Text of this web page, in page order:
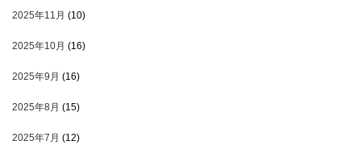
2025年11月 (10)
2025年10月 (16)
2025年9月 (16)
2025年8月 (15)
2025年7月 (12)